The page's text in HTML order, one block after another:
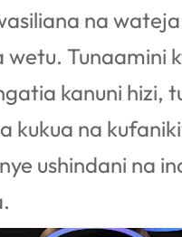
na
wetu. Tunaamini
kanuni hizi,
kukua na
ushindani na